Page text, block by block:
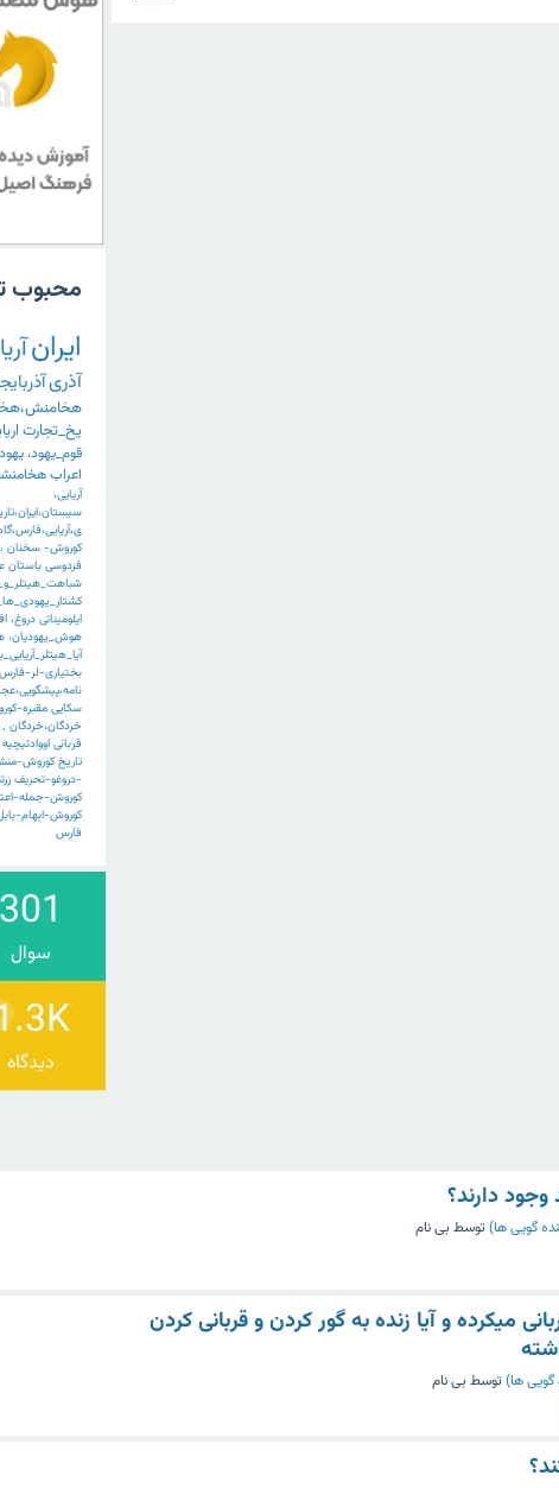
محبوب
ایران
آذری
یخ_تجارت
قوم_یهود،
اعراب
آریایی،
کوروش- سخنان
فردوسی باستان
ایلومیناتی دروغ،
هوش_یهودیان،
بختیاری-لر-فارس
سکایی مقبره-
خردگان،خردگان ٬
قربانی اووادئیچیه
تاریخ کوروش-
-دروغو-تحریف
کوروش-جمله-
کوروش-ابهام-
فارس
301
سوال
دیدگاه
دارند؟
گویی ها) توسط بی نام
میكرده و آیا زنده به گور کردن و قربانی کردن
گویی ها) توسط بی نام